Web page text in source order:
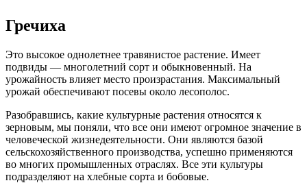
Гречиха
Это высокое однолетнее травянистое растение. Имеет
подвиды — многолетний сорт и обыкновенный. На
урожайность влияет место произрастания. Максимальный
урожай обеспечивают посевы около лесополос.
Разобравшись, какие культурные растения относятся к
зерновым, мы поняли, что все они имеют огромное значение в
человеческой жизнедеятельности. Они являются базой
сельскохозяйственного производства, успешно применяются
во многих промышленных отраслях. Все эти культуры
подразделяют на хлебные сорта и бобовые.